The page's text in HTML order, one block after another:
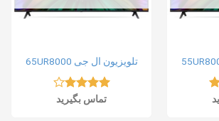
تلویزیون ال جی 65UR8000
نمره
تماس بگیرید